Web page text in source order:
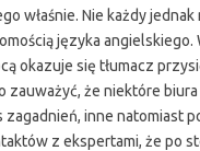
właśnie. Nie każdy
języka angielskiego.
okazuje się tłumacz
zauważyć, że niektóre biura
inne natomiast
z ekspertami, że po